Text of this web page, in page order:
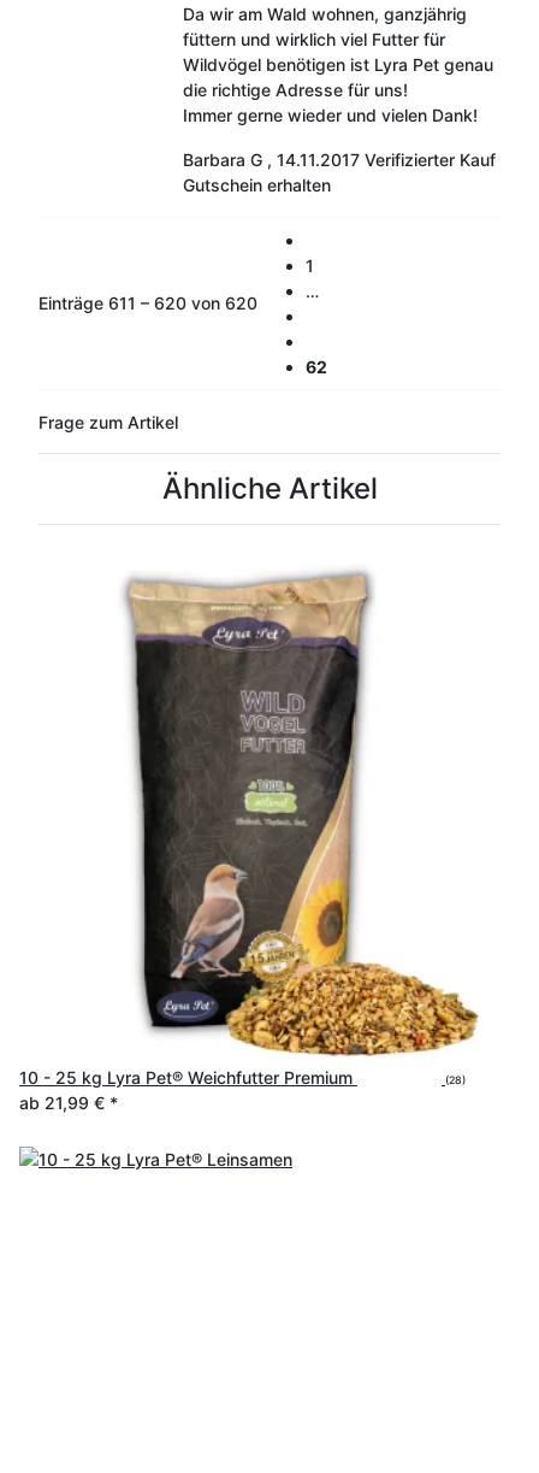
Da wir am Wald wohnen, ganzjährig
füttern und wirklich viel Futter für
Wildvögel benötigen ist Lyra Pet genau
die richtige Adresse für uns!
Immer gerne wieder und vielen Dank!
Barbara G , 14.11.2017 Verifizierter Kauf
Gutschein erhalten
Einträge 611 – 620 von 620
1
…
62
Frage zum Artikel
Ähnliche Artikel
10 - 25 kg Lyra Pet® Weichfutter Premium (28)
ab 21,99 € *